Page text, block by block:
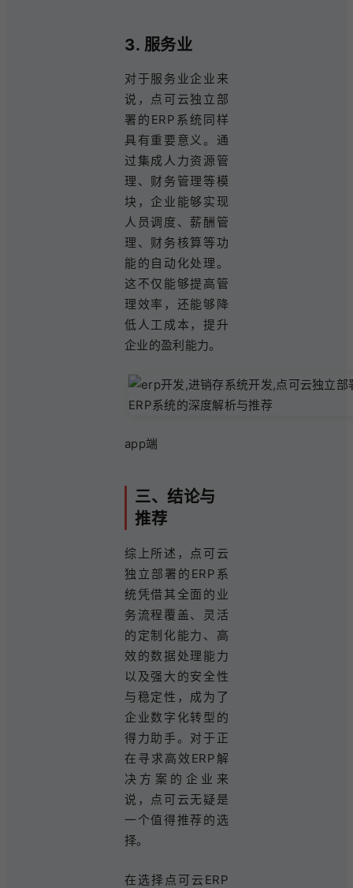
3. 服务业
对于服务业企业来
说，点可云独立部
署的ERP系统同样
具有重要意义。通
过集成人力资源管
理、财务管理等模
块，企业能够实现
人员调度、薪酬管
理、财务核算等功
能的自动化处理。
这不仅能够提高管
理效率，还能够降
低人工成本，提升
企业的盈利能力。
app端
三、结论与
推荐
综上所述，点可云
独立部署的ERP系
统凭借其全面的业
务流程覆盖、灵活
的定制化能力、高
效的数据处理能力
以及强大的安全性
与稳定性，成为了
企业数字化转型的
得力助手。对于正
在寻求高效ERP解
决方案的企业来
说，点可云无疑是
一个值得推荐的选
择。
在选择点可云ERP